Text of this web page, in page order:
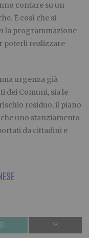
contare su un
È così che si
la programmazione
poterli realizzare
urgenza già
dei Comuni, sia le
residuo, il piano
uno stanziamento
da cittadini e